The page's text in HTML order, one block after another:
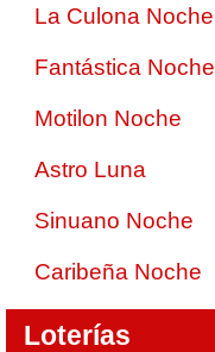
La Culona Noche
Fantástica Noche
Motilon Noche
Astro Luna
Sinuano Noche
Caribeña Noche
Loterías